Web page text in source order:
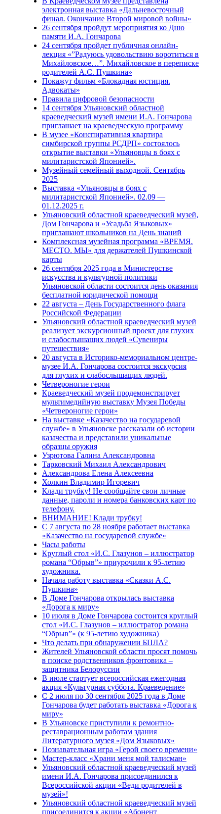
электронная выставка «Дальневосточный
финал. Окончание Второй мировой войны»
26 сентября пройдут мероприятия ко Дню
памяти И.А. Гончарова
24 сентября пройдет публичная онлайн-
лекция «”Радуюсь удовольствию воротиться в
Михайловское…”. Михайловское в переписке
родителей А.С. Пушкина»
Покажут фильм «Блокадная юстиция.
Адвокаты»
Правила цифровой безопасности
14 сентября Ульяновский областной
краеведческий музей имени И.А. Гончарова
приглашает на краеведческую программу
В музее «Конспиративная квартира
симбирской группы РСДРП» состоялось
открытие выставки «Ульяновцы в боях с
милитаристской Японией».
Музейный семейный выходной. Сентябрь
2025
Выставка «Ульяновцы в боях с
милитаристской Японией». 02.09 —
01.12.2025 г.
Ульяновский областной краеведческий музей,
Дом Гончарова и «Усадьба Языковых»
приглашают школьников на День знаний
Комплексная музейная программа «ВРЕМЯ.
МЕСТО. МЫ» для держателей Пушкинской
карты
26 сентября 2025 года в Министерстве
искусства и культурной политики
Ульяновской области состоится день оказания
бесплатной юридической помощи
22 августа – День Государственного флага
Российской Федерации
Ульяновский областной краеведческий музей
реализует экскурсионный проект для глухих
и слабослышащих людей «Сувениры
путешествия»
20 августа в Историко-мемориальном центре-
музее И.А. Гончарова состоится экскурсия
для глухих и слабослышащих людей.
Четвероногие герои
Краеведческий музей продемонстрирует
мультимедийную выставку Музея Победы
«Четвероногие герои»
На выставке «Казачество на государевой
службе» в Ульяновске рассказали об истории
казачества и представили уникальные
образцы оружия
Узрютова Галина Александровна
Тарковский Михаил Александрович
Александрова Елена Алексеевна
Холкин Владимир Игоревич
Клади трубку! Не сообщайте свои личные
данные, пароли и номера банковских карт по
телефону.
ВНИМАНИЕ! Клади трубку!
С 7 августа по 28 ноября работает выставка
«Казачество на государевой службе»
Часы работы
Круглый стол «И.С. Глазунов – иллюстратор
романа “Обрыв”» приурочили к 95-летию
художника.
Начала работу выставка «Сказки А.С.
Пушкина»
В Доме Гончарова открылась выставка
«Дорога к миру»
10 июля в Доме Гончарова состоится круглый
стол «И.С. Глазунов – иллюстратор романа
“Обрыв”» (к 95-летию художника)
Что делать при обнаружении БПЛА?
Жителей Ульяновской области просят помочь
в поиске родственников фронтовика –
защитника Белоруссии
В июле стартует всероссийская ежегодная
акция «Культурная суббота. Краеведение»
С 2 июля по 30 сентября 2025 года в Доме
Гончарова будет работать выставка «Дорога к
миру»
В Ульяновске приступили к ремонтно-
реставрационным работам здания
Литературного музея «Дом Языковых»
Познавательная игра «Герой своего времени»
Мастер-класс «Храни меня мой талисман»
Ульяновский областной краеведческий музей
имени И.А. Гончарова присоединился к
Всероссийской акции «Веди родителей в
музей»!
Ульяновский областной краеведческий музей
присоединится к акции «Абонент